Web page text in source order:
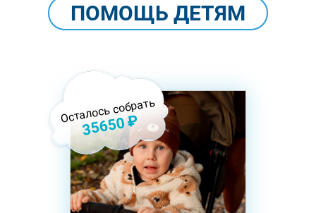
ПОМОЩЬ ДЕТЯМ
Осталось собрать
35650 ₽